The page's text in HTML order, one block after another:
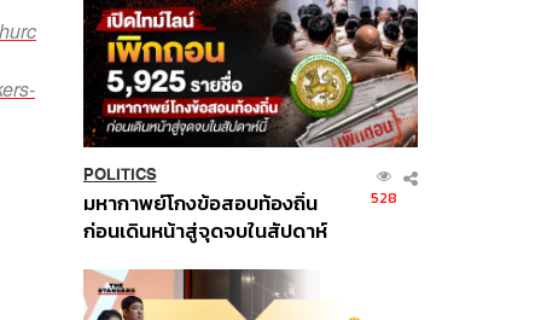
POLITICS
มหากาพย์โกงข้อสอบท้องถิ่น
ก่อนเดินหน้าสู่จุดจบในสัปดาห์
528